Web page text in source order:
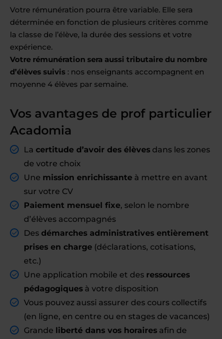
Votre rémunération pourra être variable. Elle sera
déterminée en fonction de plusieurs critères comme
la classe de l’élève, la durée des sessions et votre
expérience.
Votre rémunération sera aussi tributaire du nombre
d’élèves suivis : nos enseignants accompagnent en
moyenne 4 élèves par semaine.
Vos avantages de prof particulier
Acadomia
La certitude d’avoir des élèves dans les zones
de votre choix
Une mission enrichissante à mettre en avant
sur votre CV
Paiement mensuel fixe, selon le nombre
d’élèves accompagnés
Des démarches administratives entièrement
prises en charge (déclarations, cotisations,
etc.)
Une application mobile et des ressources
pédagogiques à votre disposition
Vous pouvez aussi assurer des cours collectifs
(en ligne, en centre ou en stages de vacances)
Grande liberté dans vos horaires afin de